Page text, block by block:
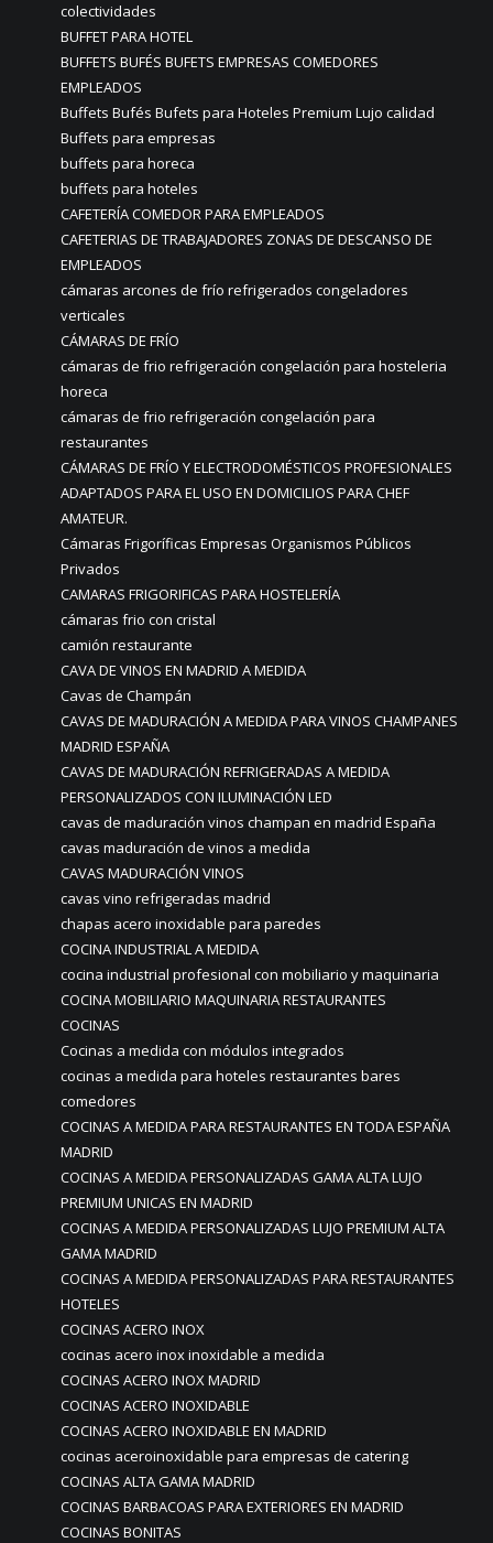
colectividades
BUFFET PARA HOTEL
BUFFETS BUFÉS BUFETS EMPRESAS COMEDORES
EMPLEADOS
Buffets Bufés Bufets para Hoteles Premium Lujo calidad
Buffets para empresas
buffets para horeca
buffets para hoteles
CAFETERÍA COMEDOR PARA EMPLEADOS
CAFETERIAS DE TRABAJADORES ZONAS DE DESCANSO DE
EMPLEADOS
cámaras arcones de frío refrigerados congeladores
verticales
CÁMARAS DE FRÍO
cámaras de frio refrigeración congelación para hosteleria
horeca
cámaras de frio refrigeración congelación para
restaurantes
CÁMARAS DE FRÍO Y ELECTRODOMÉSTICOS PROFESIONALES
ADAPTADOS PARA EL USO EN DOMICILIOS PARA CHEF
AMATEUR.
Cámaras Frigoríficas Empresas Organismos Públicos
Privados
CAMARAS FRIGORIFICAS PARA HOSTELERÍA
cámaras frio con cristal
camión restaurante
CAVA DE VINOS EN MADRID A MEDIDA
Cavas de Champán
CAVAS DE MADURACIÓN A MEDIDA PARA VINOS CHAMPANES
MADRID ESPAÑA
CAVAS DE MADURACIÓN REFRIGERADAS A MEDIDA
PERSONALIZADOS CON ILUMINACIÓN LED
cavas de maduración vinos champan en madrid España
cavas maduración de vinos a medida
CAVAS MADURACIÓN VINOS
cavas vino refrigeradas madrid
chapas acero inoxidable para paredes
COCINA INDUSTRIAL A MEDIDA
cocina industrial profesional con mobiliario y maquinaria
COCINA MOBILIARIO MAQUINARIA RESTAURANTES
COCINAS
Cocinas a medida con módulos integrados
cocinas a medida para hoteles restaurantes bares
comedores
COCINAS A MEDIDA PARA RESTAURANTES EN TODA ESPAÑA
MADRID
COCINAS A MEDIDA PERSONALIZADAS GAMA ALTA LUJO
PREMIUM UNICAS EN MADRID
COCINAS A MEDIDA PERSONALIZADAS LUJO PREMIUM ALTA
GAMA MADRID
COCINAS A MEDIDA PERSONALIZADAS PARA RESTAURANTES
HOTELES
COCINAS ACERO INOX
cocinas acero inox inoxidable a medida
COCINAS ACERO INOX MADRID
COCINAS ACERO INOXIDABLE
COCINAS ACERO INOXIDABLE EN MADRID
cocinas aceroinoxidable para empresas de catering
COCINAS ALTA GAMA MADRID
COCINAS BARBACOAS PARA EXTERIORES EN MADRID
COCINAS BONITAS